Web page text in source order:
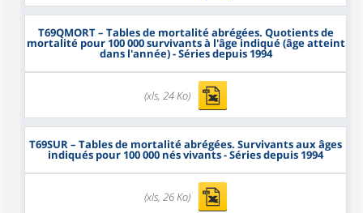
T69QMORT– Tables de mortalité abrégées. Quotients de
mortalité pour 100 000 survivants à l'âge indiqué (âge atteint
dans l'année) - Séries depuis 1994
(xls, 24 Ko)
T69SUR– Tables de mortalité abrégées. Survivants aux âges
indiqués pour 100 000 nés vivants - Séries depuis 1994
(xls, 26 Ko)